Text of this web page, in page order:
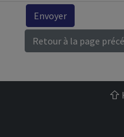
Envoyer
Retour à la page